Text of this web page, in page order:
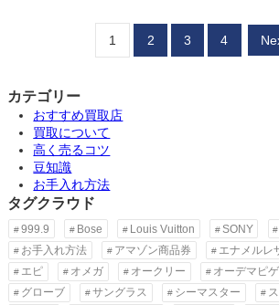
1 2 3 4
カテゴリー
おすすめ買取店
買取について
高く売るコツ
豆知識
お手入れ方法
タグクラウド
999.9 Bose Louis Vuitton SONY
お手入れ方法
アマゾン商品券
エナメルレ
エピ
オメガ オークリー オーデマピゲ
グローブ
サングラス シーマスター